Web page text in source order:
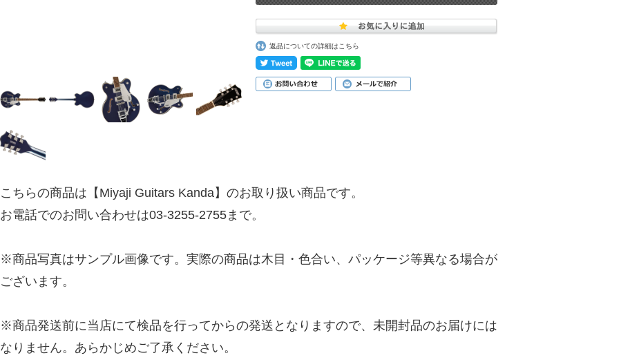
返品についての詳細はこちら
こちらの商品は【Miyaji Guitars Kanda】のお取り扱い商品です。
お電話でのお問い合わせは03-3255-2755まで。
※商品写真はサンプル画像です。実際の商品は木目・色合い、パッケージ等異なる場合が
ございます。
※商品発送前に当店にて検品を行ってからの発送となりますので、未開封品のお届けには
なりません。あらかじめご了承ください。